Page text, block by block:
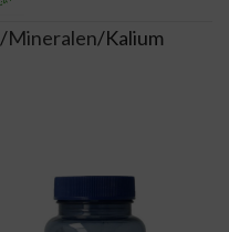
Mineralen Kalium